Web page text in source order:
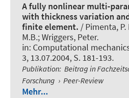
A fully nonlinear multi-
with thickness variation
finite element. / Pimenta, P.
M.B.; Wriggers, Peter.
in: Computational
3, 13.07.2004, S. 181-193.
Publikation: Beitrag in
Forschung › Peer-Review
Mehr...